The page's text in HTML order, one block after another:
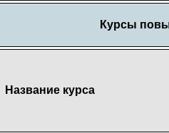
Курсы
Название курса